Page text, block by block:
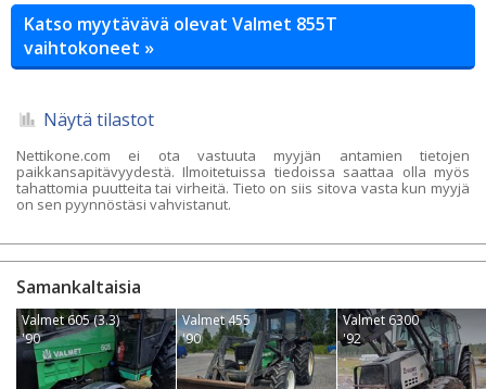
Katso myytävävä olevat Valmet 855T
vaihtokoneet »
Näytä tilastot
Nettikone.com ei ota vastuuta myyjän antamien tietojen
paikkansapitävyydestä. Ilmoitetuissa tiedoissa saattaa olla myös
tahattomia puutteita tai virheitä. Tieto on siis sitova vasta kun myyjä
on sen pyynnöstäsi vahvistanut.
Samankaltaisia
Valmet 605 (3.3)
'90
Valmet 455
'90
Valmet 6300
'92